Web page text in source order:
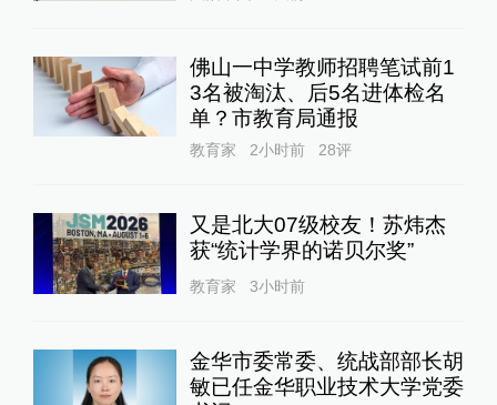
佛山一中学教师招聘笔试前1
3名被淘汰、后5名进体检名
单？市教育局通报
教育家 2小时前 28评
又是北大07级校友！苏炜杰
获“统计学界的诺贝尔奖”
教育家 3小时前
金华市委常委、统战部部长胡
敏已任金华职业技术大学党委